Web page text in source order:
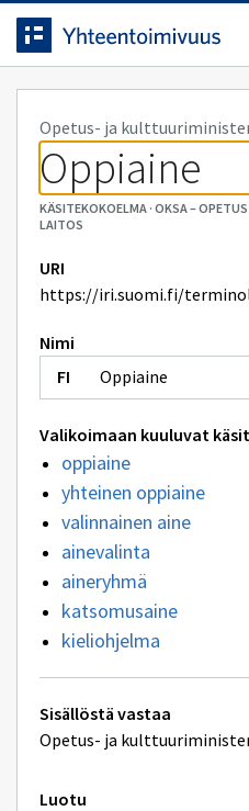
Siirrytty
sivulle
Siirry suoraan sisältöön.
Opetus- ja
Oppiaine
KÄSITEKOKOELMA· OKSA –
LAITOS
URI
https://iri.suomi.fi/
Nimi
Oppiaine
Valikoimaan kuuluvat
oppiaine
yhteinen oppiaine
valinnainen aine
ainevalinta
aineryhmä
katsomusaine
kieliohjelma
Tekniset
lisätiedot
Sisällöstä vastaa
Opetus- ja
Luotu